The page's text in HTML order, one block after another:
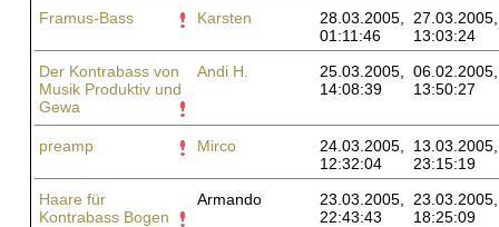
Framus-Bass Karsten
28.03.2005,
01:11:46
27.03.2005,
13:03:24
Der Kontrabass von
Musik Produktiv und
Gewa
Andi H.
25.03.2005,
14:08:39
06.02.2005,
13:50:27
preamp Mirco
24.03.2005,
12:32:04
13.03.2005,
23:15:19
Haare für
Kontrabass Bogen
Armando
23.03.2005,
22:43:43
23.03.2005,
18:25:09